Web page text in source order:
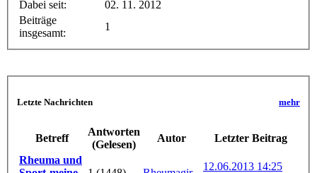
Dabei seit:
02. 11. 2012
Beiträge
insgesamt:
1
Letzte Nachrichten mehr
Betreff
Antworten
(Gelesen)
Autor
Letzter Beitrag
Rheuma und
12.06.2013 14:25